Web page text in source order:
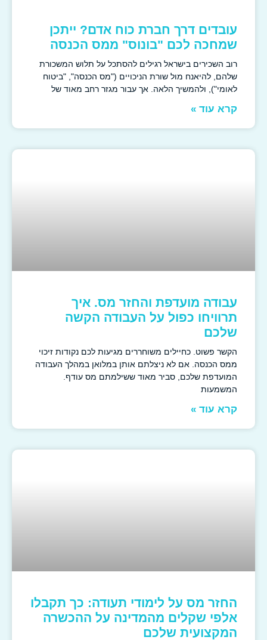
עובדים דרך חברת כוח אדם? ייתכן
שמחכה לכם "בונוס" ממס הכנסה
רוב השכירים בישראל רגילים להסתכל על תלוש המשכורת
שלהם, להיאנח מול שורת הניכויים ("מס הכנסה", "ביטוח
לאומי"), ולהמשיך הלאה. אך עבור מגזר רחב מאוד של
קרא עוד »
עבודה מועדפת והחזר מס. איך
תרוויחו כפול על העבודה הקשה
שלכם
הקשר פשוט. כחיילים משוחררים מגיעות לכם נקודות זיכוי
ממס הכנסה. אם לא ניצלתם אותן במלואן במהלך העבודה
המועדפת שלכם, סביר מאוד ששילמתם מס עודף.
המשמעות
קרא עוד »
החזר מס על לימודי תעודה: כך תקבלו
אלפי שקלים מהמדינה על ההכשרה
המקצועית שלכם